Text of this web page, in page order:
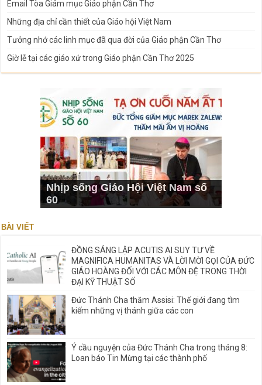
Email Tòa Giám mục Giáo phận Cần Thơ
Những địa chỉ cần thiết của Giáo hội Việt Nam
Tưởng nhớ các linh mục đã qua đời của Giáo phận Cần Thơ
Giờ lễ tại các giáo xứ trong Giáo phận Cần Thơ 2025
Nhịp sống Giáo Hội Việt Nam số
60
BÀI VIẾT
ĐỒNG SÁNG LẬP ACUTIS AI SUY TƯ VỀ
MAGNIFICA HUMANITAS VÀ LỜI MỜI GỌI CỦA ĐỨC
GIÁO HOÀNG ĐỐI VỚI CÁC MÔN ĐỆ TRONG THỜI
ĐẠI KỸ THUẬT SỐ
Đức Thánh Cha thăm Assisi: Thế giới đang tìm
kiếm những vị thánh giữa các con
Ý cầu nguyện của Đức Thánh Cha trong tháng 8:
Loan báo Tin Mừng tại các thành phố